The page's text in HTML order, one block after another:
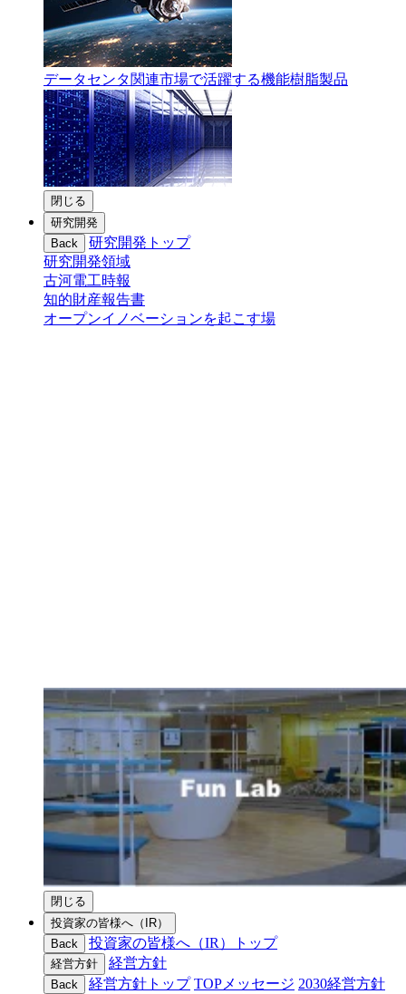
データセンタ関連市場で活躍する機能樹脂製品
閉じる
研究開発
Back
研究開発トップ
研究開発領域
古河電工時報
知的財産報告書
オープンイノベーションを起こす場
閉じる
投資家の皆様へ（IR）
Back
投資家の皆様へ（IR）トップ
経営方針 経営方針
Back 経営方針トップ TOPメッセージ 2030経営方針